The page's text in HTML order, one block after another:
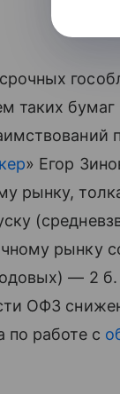
» Егор
рынку,
рынку
— 2
ОФЗ
по работе с